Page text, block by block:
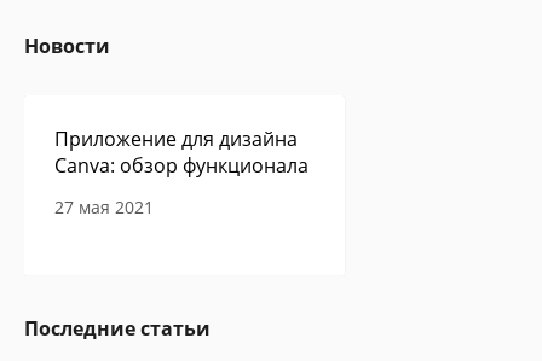
Новости
Приложение для дизайна
Canva: обзор функционала
27 мая 2021
Сам себе программист -
авторская колонка Павла
Последние статьи